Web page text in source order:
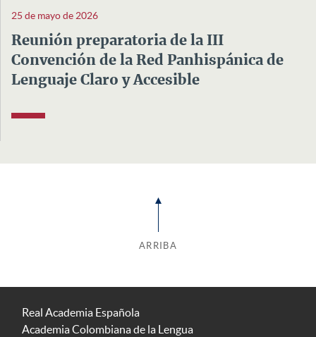
25 de mayo de 2026
Reunión preparatoria de la III
Convención de la Red Panhispánica de
Lenguaje Claro y Accesible
ARRIBA
Real Academia Española
Academia Colombiana de la Lengua